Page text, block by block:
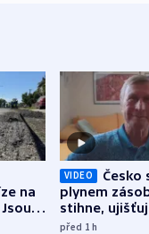
na
VIDEO
Česko
plynem
stihne,
expert.
před 1h